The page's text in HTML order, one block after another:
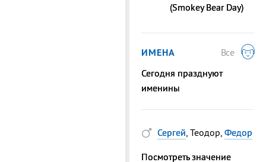
(Smokey Bear Day)
ИМЕНА
Все
Сегодня празднуют
именины
Сергей, Теодор, Федор
Посмотреть значение